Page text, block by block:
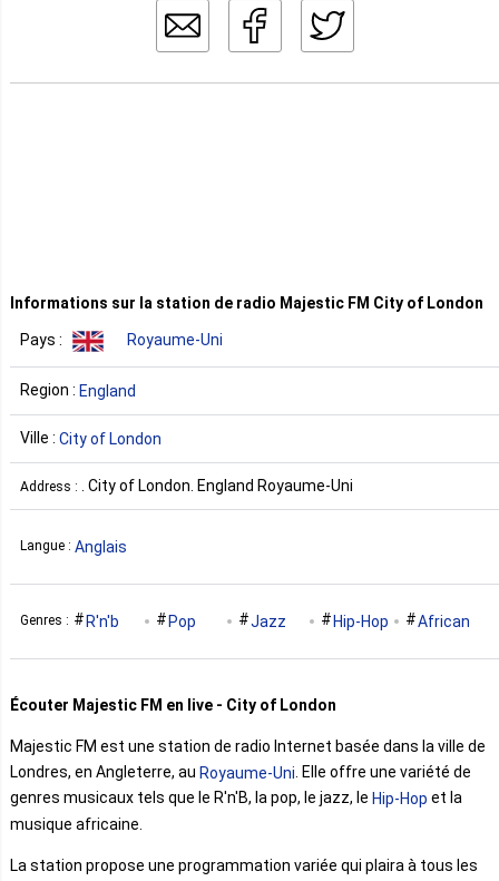
Informations sur la station de radio Majestic FM City of London
Pays : Royaume-Uni
Region : England
Ville : City of London
Address : . City of London. England Royaume-Uni
Langue : Anglais
Genres : R'n'b Pop Jazz Hip-Hop African
Écouter Majestic FM en live - City of London
Majestic FM est une station de radio Internet basée dans la ville de
Londres, en Angleterre, au Royaume-Uni . Elle offre une variété de
genres musicaux tels que le R'n'B, la pop, le jazz, le Hip-Hop et la
musique africaine.
La station propose une programmation variée qui plaira à tous les